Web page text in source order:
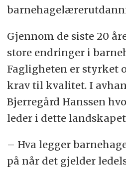
Gjennom de siste 20
store endringer i
Fagligheten er styrket
krav til kvalitet. I
Bjerregård Hanssen
leder i dette
– Hva legger
på når det gjelder